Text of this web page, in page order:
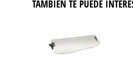
TAMBIÉN TE PUEDE